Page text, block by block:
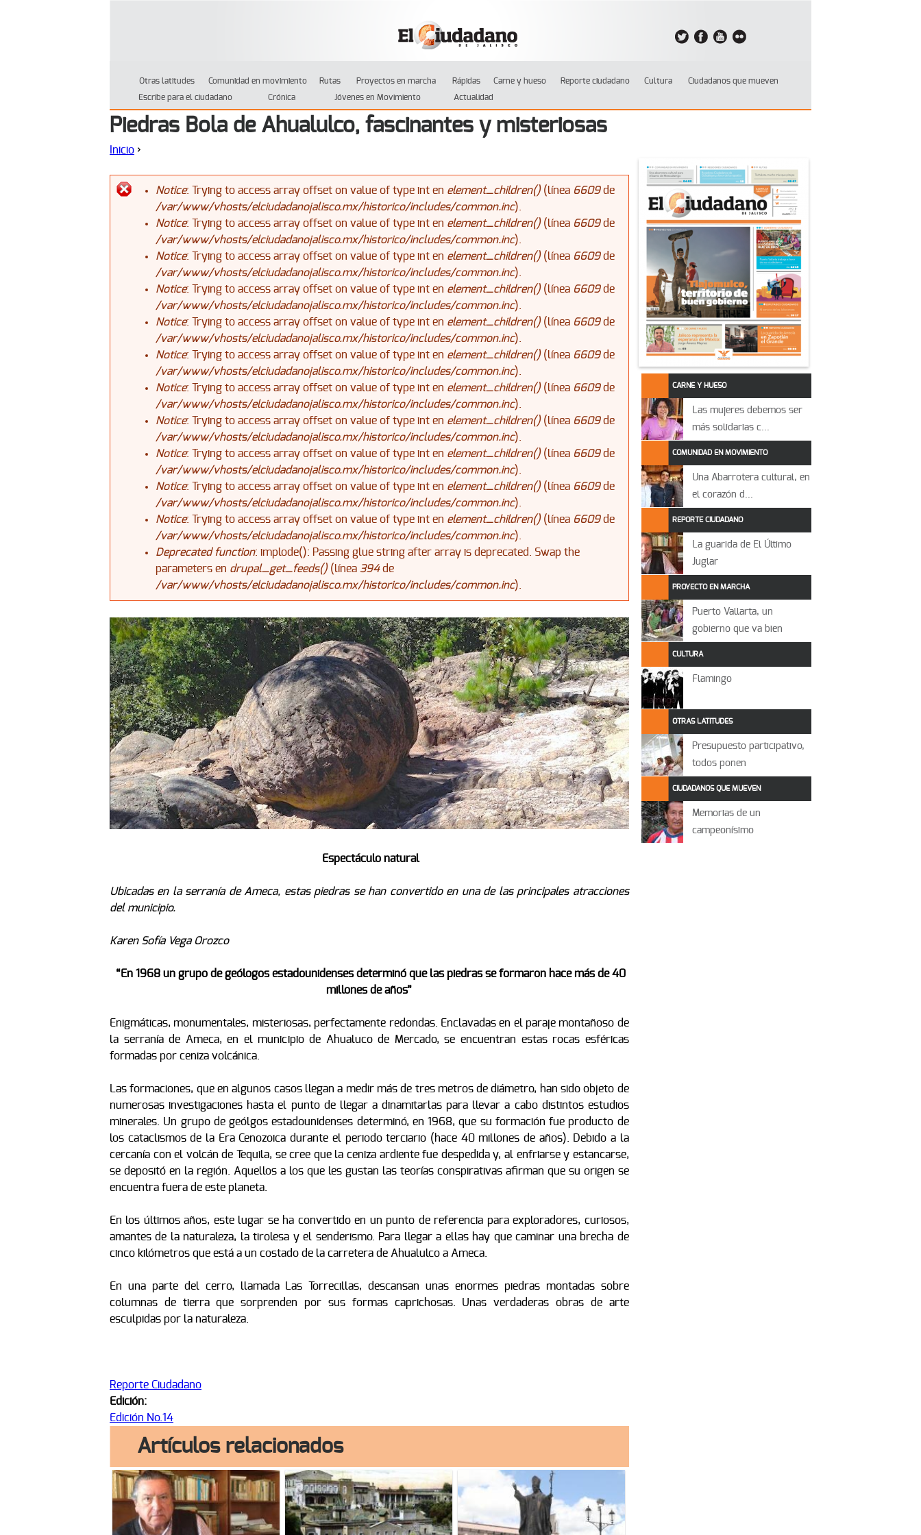
Otras latitudes Comunidad en movimiento Rutas Proyectos en marcha Rápidas Carne y hueso Reporte ciudadano Cultura
Ciudadanos que mueven
Escribe para el ciudadano
Crónica Jóvenes en Movimiento Actualidad
Piedras Bola de Ahualulco, fascinantes y misteriosas
Se encuentra usted aquí
Inicio ›
Mensaje de error
Notice: Trying to access array offset on value of type int en element_children()(línea 6609de
/var/www/vhosts/elciudadanojalisco.mx/historico/includes/common.inc).
Notice: Trying to access array offset on value of type int en element_children()(línea 6609de
/var/www/vhosts/elciudadanojalisco.mx/historico/includes/common.inc).
Notice: Trying to access array offset on value of type int en element_children()(línea 6609de
/var/www/vhosts/elciudadanojalisco.mx/historico/includes/common.inc).
Notice: Trying to access array offset on value of type int en element_children()(línea 6609de
/var/www/vhosts/elciudadanojalisco.mx/historico/includes/common.inc).
Notice: Trying to access array offset on value of type int en element_children()(línea 6609de
/var/www/vhosts/elciudadanojalisco.mx/historico/includes/common.inc).
Notice: Trying to access array offset on value of type int en element_children()(línea 6609de
/var/www/vhosts/elciudadanojalisco.mx/historico/includes/common.inc).
Notice: Trying to access array offset on value of type int en element_children()(línea 6609de
/var/www/vhosts/elciudadanojalisco.mx/historico/includes/common.inc).
Notice: Trying to access array offset on value of type int en element_children()(línea 6609de
/var/www/vhosts/elciudadanojalisco.mx/historico/includes/common.inc).
Notice: Trying to access array offset on value of type int en element_children()(línea 6609de
/var/www/vhosts/elciudadanojalisco.mx/historico/includes/common.inc).
Notice: Trying to access array offset on value of type int en element_children()(línea 6609de
/var/www/vhosts/elciudadanojalisco.mx/historico/includes/common.inc).
Notice: Trying to access array offset on value of type int en element_children()(línea 6609de
/var/www/vhosts/elciudadanojalisco.mx/historico/includes/common.inc).
Deprecated function: implode(): Passing glue string after array is deprecated. Swap the
parameters en drupal_get_feeds()(línea 394de
/var/www/vhosts/elciudadanojalisco.mx/historico/includes/common.inc).
Espectáculo natural
Ubicadas en la serranía de Ameca, estas piedras se han convertido en una de las principales atracciones
del municipio.
Karen Sofía Vega Orozco
“En 1968 un grupo de geólogos estadounidenses determinó que las piedras se formaron hace más de 40
millones de años”
Enigmáticas, monumentales, misteriosas, perfectamente redondas. Enclavadas en el paraje montañoso de
la serranía de Ameca, en el municipio de Ahualuco de Mercado, se encuentran estas rocas esféricas
formadas por ceniza volcánica.
Las formaciones, que en algunos casos llegan a medir más de tres metros de diámetro, han sido objeto de
numerosas investigaciones hasta el punto de llegar a dinamitarlas para llevar a cabo distintos estudios
minerales. Un grupo de geólgos estadounidenses determinó, en 1968, que su formación fue producto de
los cataclismos de la Era Cenozoica durante el periodo terciario (hace 40 millones de años). Debido a la
cercanía con el volcán de Tequila, se cree que la ceniza ardiente fue despedida y, al enfriarse y estancarse,
se depositó en la región. Aquellos a los que les gustan las teorías conspirativas afirman que su origen se
encuentra fuera de este planeta.
En los últimos años, este lugar se ha convertido en un punto de referencia para exploradores, curiosos,
amantes de la naturaleza, la tirolesa y el senderismo. Para llegar a ellas hay que caminar una brecha de
cinco kilómetros que está a un costado de la carretera de Ahualulco a Ameca.
En una parte del cerro, llamada Las Torrecillas, descansan unas enormes piedras montadas sobre
columnas de tierra que sorprenden por sus formas caprichosas. Unas verdaderas obras de arte
esculpidas por la naturaleza.
Reporte Ciudadano
Edición:
Edición No.14
CARNE Y HUESO
Las mujeres debemos ser
más solidarias c...
COMUNIDAD EN MOVIMIENTO
Una Abarrotera cultural, en
el corazón d...
REPORTE CIUDADANO
La guarida de El Último
Juglar
PROYECTO EN MARCHA
Puerto Vallarta, un
gobierno que va bien
CULTURA
Flamingo
OTRAS LATITUDES
Presupuesto participativo,
todos ponen
CIUDADANOS QUE MUEVEN
Memorias de un
campeonísimo
Artículos relacionados